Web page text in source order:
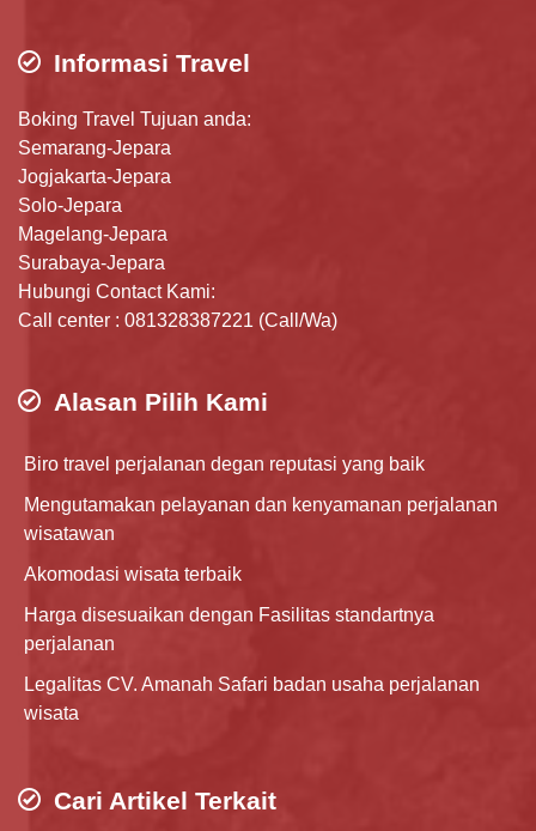
Informasi Travel
Boking Travel Tujuan anda:
Semarang-Jepara
Jogjakarta-Jepara
Solo-Jepara
Magelang-Jepara
Surabaya-Jepara
Hubungi Contact Kami:
Call center : 081328387221 (Call/Wa)
Alasan Pilih Kami
Biro travel perjalanan degan reputasi yang baik
Mengutamakan pelayanan dan kenyamanan perjalanan
wisatawan
Akomodasi wisata terbaik
Harga disesuaikan dengan Fasilitas standartnya
perjalanan
Legalitas CV. Amanah Safari badan usaha perjalanan
wisata
Cari Artikel Terkait